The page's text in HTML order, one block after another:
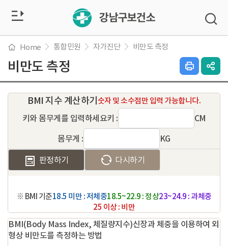
체
메
뉴
열
기
검
색
창
기
Home 통합민원 자가진단 비만도 측정
비만도 측정
인
쇄
하
기
공
유
열
BMI 지수 계산하기 숫자 및 소수점만 입력 가능합니다.
키와 몸무게를 입력하세요키 :
CM
몸무게 :
KG
판정하기 다시하기
※ BMI 기준18.5 미만 : 저체중18.5~22.9 : 정상23~24.9 : 과체중
25 이상 : 비만
BMI(Body Mass Index, 체질량지수)신장과 체중을 이용하여 외
형상 비만도를 측정하는 방법